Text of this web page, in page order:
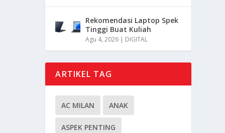
Rekomendasi Laptop Spek
Tinggi Buat Kuliah
Agu 4, 2026 | DIGITAL
ARTIKEL TAG
AC MILAN ANAK
ASPEK PENTING